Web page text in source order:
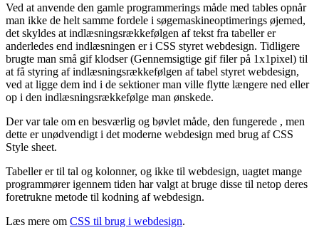
Ved at anvende den gamle programmerings måde med tables opnår
man ikke de helt samme fordele i søgemaskineoptimerings øjemed,
det skyldes at indlæsningsrækkefølgen af tekst fra tabeller er
anderledes end indlæsningen er i CSS styret webdesign. Tidligere
brugte man små gif klodser (Gennemsigtige gif filer på 1x1pixel) til
at få styring af indlæsningsrækkefølgen af tabel styret webdesign,
ved at ligge dem ind i de sektioner man ville flytte længere ned eller
op i den indlæsningsrækkefølge man ønskede.
Der var tale om en besværlig og bøvlet måde, den fungerede , men
dette er unødvendigt i det moderne webdesign med brug af CSS
Style sheet.
Tabeller er til tal og kolonner, og ikke til webdesign, uagtet mange
programmører igennem tiden har valgt at bruge disse til netop deres
foretrukne metode til kodning af webdesign.
Læs mere om CSS til brug i webdesign.